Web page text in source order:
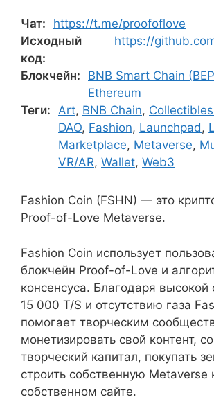
Чат:
https://t.me/proofoflove
Исходный
код:
https://
Блокчейн: BNB Smart Chain
Ethereum
Теги: Art, BNB Chain,
DAO, Fashion, Launchpad,
Marketplace, Metaverse,
VR/AR, Wallet, Web3
Fashion Coin (FSHN) — это
Proof-of-Love Metaverse.
Fashion Coin использует
блокчейн Proof-of-Love и
консенсуса. Благодаря
15 000 T/S и отсутствию газа
помогает творческим
монетизировать свой контент,
творческий капитал, покупать
строить собственную Metaverse
собственном сайте.